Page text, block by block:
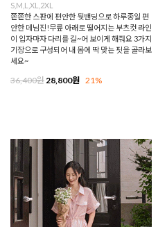
S,M,L,XL,2XL
쫀쫀한 스판에 편안한 뒷밴딩으로 하루종일 편
안한 데님진!무릎 아래로 떨어지는 부츠컷 라인
이 입자마자 다리를 길~어 보이게 해줘요 3가지
기장으로 구성되어 내 몸에 딱 맞는 핏을 골라보
세요~
36,400원28,800원 21%